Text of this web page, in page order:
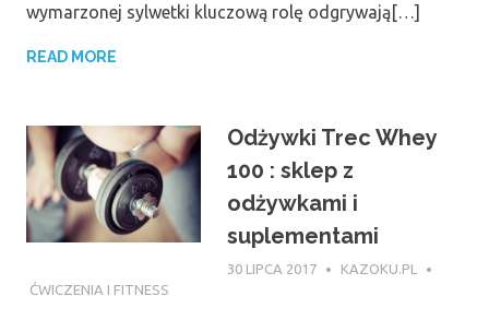
wymarzonej sylwetki kluczową rolę odgrywają[…]
READ MORE
Odżywki Trec Whey
100 : sklep z
odżywkami i
suplementami
30 LIPCA 2017
KAZOKU.PL
ĆWICZENIA I FITNESS